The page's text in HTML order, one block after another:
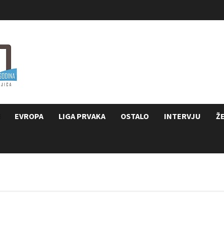
EVROPA LIGA PRVAKA OSTALO INTERVJU